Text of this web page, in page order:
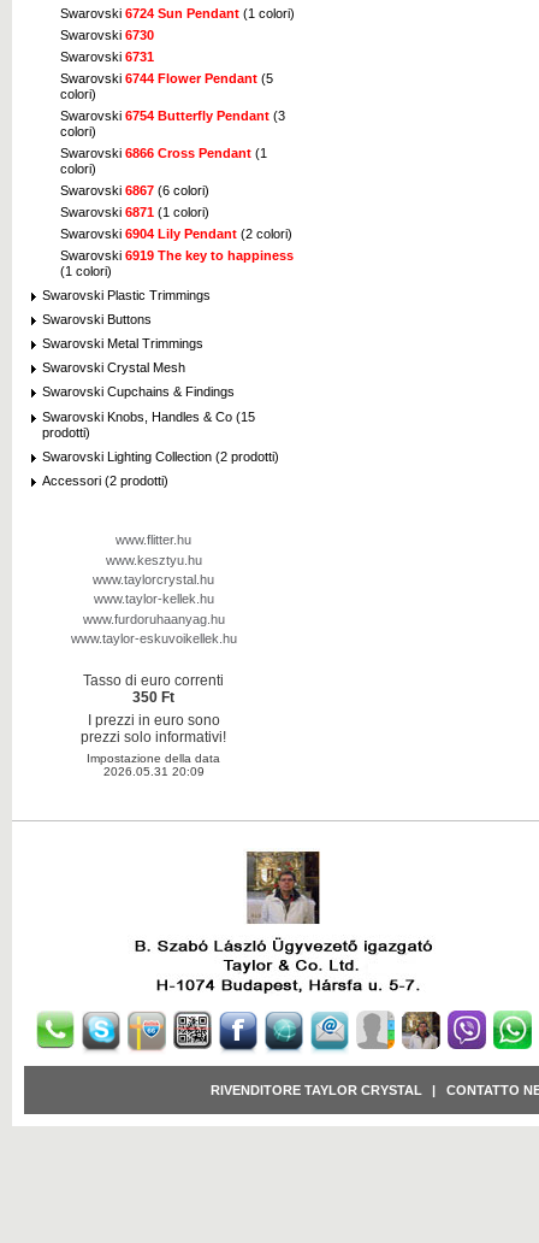
Swarovski 6724 Sun Pendant (1 colori)
Swarovski 6730
Swarovski 6731
Swarovski 6744 Flower Pendant (5
colori)
Swarovski 6754 Butterfly Pendant (3
colori)
Swarovski 6866 Cross Pendant (1
colori)
Swarovski 6867 (6 colori)
Swarovski 6871 (1 colori)
Swarovski 6904 Lily Pendant (2 colori)
Swarovski 6919 The key to happiness
(1 colori)
Swarovski Plastic Trimmings
Swarovski Buttons
Swarovski Metal Trimmings
Swarovski Crystal Mesh
Swarovski Cupchains & Findings
Swarovski Knobs, Handles & Co (15
prodotti)
Swarovski Lighting Collection (2 prodotti)
Accessori (2 prodotti)
www.flitter.hu
www.kesztyu.hu
www.taylorcrystal.hu
www.taylor-kellek.hu
www.furdoruhaanyag.hu
www.taylor-eskuvoikellek.hu
Tasso di euro correnti
350 Ft
I prezzi in euro sono
prezzi solo informativi!
Impostazione della data
2026.05.31 20:09
RIVENDITORE TAYLOR CRYSTAL CONTATTO